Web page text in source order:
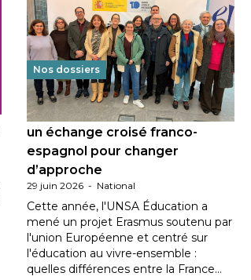
Nos dossiers
Éducation au vivre-ensemble :
un échange croisé franco-
espagnol pour changer
d’approche
29 juin 2026 - National
Cette année, l'UNSA Éducation a
mené un projet Erasmus soutenu par
l'union Européenne et centré sur
l'éducation au vivre-ensemble :
quelles différences entre la France…